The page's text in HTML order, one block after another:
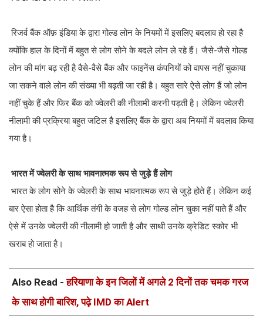
रिजर्व बैंक ऑफ़ इंडिया के द्वारा गोल्ड लोन के नियमों में इसलिए बदलाव हो रहा है
क्योंकि हाल के दिनों में बहुत से लोग सोने के बदले लोन ले रहे हैं। जैसे-जैसे गोल्ड
लोन की मांग बढ़ रही है वैसे-वैसे बैंक और फाइनेंस कंपनियों को वापस नहीं चुकाया
जा सकने वाले लोन की संख्या भी बढ़ती जा रही है। बहुत सारे ऐसे लोग हैं जो लोन
नहीं चुके हैं और फिर बैंक को ज्वेलरी की नीलामी करनी पड़ती है। लेकिन ज्वेलरी
नीलामी की प्रक्रिया बहुत जटिल है इसलिए बैंक के द्वारा अब नियमों में बदलाव किया
गया है।
भारत में ज्वेलरी के साथ भावनात्मक रूप से जुड़े हैं लोग
भारत के लोग सोने के ज्वेलरी के साथ भावनात्मक रूप से जुड़े होते हैं। लेकिन कई
बार ऐसा होता है कि आर्थिक तंगी के वजह से लोग गोल्ड लोन चुका नहीं पाते हैं और
ऐसे में उनके ज्वेलरी की नीलामी हो जाती है और साथी उनके क्रेडिट स्कोर भी
खराब हो जाता है।
Also Read -हरियाणा के इन जिलों में अगले 2 दिनों तक चमक गरज
के साथ होगी बारिश, पढ़े IMD का Alert